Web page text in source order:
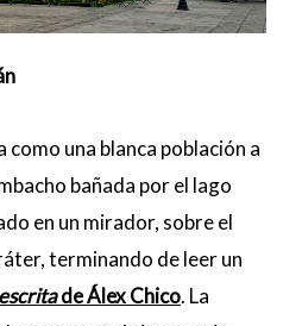
como una blanca población a
bañada por el lago
en un mirador, sobre el
terminando de leer un
de Álex Chico. La